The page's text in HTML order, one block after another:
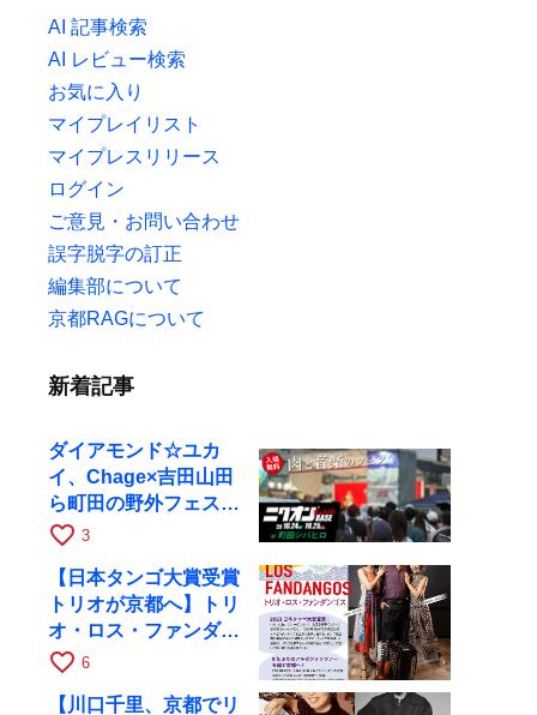
AI 記事検索
AI レビュー検索
お気に入り
マイプレイリスト
マイプレスリリース
ログイン
ご意見・お問い合わせ
誤字脱字の訂正
編集部について
京都RAGについて
新着記事
ダイアモンド☆ユカ
イ、Chage×吉田山田
ら町田の野外フェスに
出演
favorite_border 3
【日本タンゴ大賞受賞
トリオが京都へ】トリ
オ・ロス・ファンダン
ゴスが10月9日にRAG
favorite_border 6
【川口千里、京都でリ